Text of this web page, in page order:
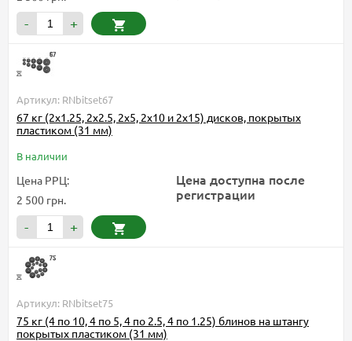
- +
Артикул: RNbitset67
67 кг (2х1.25, 2х2.5, 2x5, 2х10 и 2x15) дисков, покрытых
пластиком (31 мм)
В наличии
Цена РРЦ:
2 500 грн.
Цена доступна после
регистрации
- +
Артикул: RNbitset75
75 кг (4 по 10, 4 по 5, 4 по 2.5, 4 по 1.25) блинов на штангу
покрытых пластиком (31 мм)